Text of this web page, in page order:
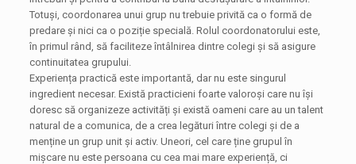
Totuși, coordonarea unui grup nu trebuie privită ca o formă de
predare și nici ca o poziție specială. Rolul coordonatorului este,
în primul rând, să faciliteze întâlnirea dintre colegi și să asigure
continuitatea grupului.
Experiența practică este importantă, dar nu este singurul
ingredient necesar. Există practicieni foarte valoroși care nu își
doresc să organizeze activități și există oameni care au un talent
natural de a comunica, de a crea legături între colegi și de a
menține un grup unit și activ. Uneori, cel care ține grupul în
mișcare nu este persoana cu cea mai mare experiență, ci